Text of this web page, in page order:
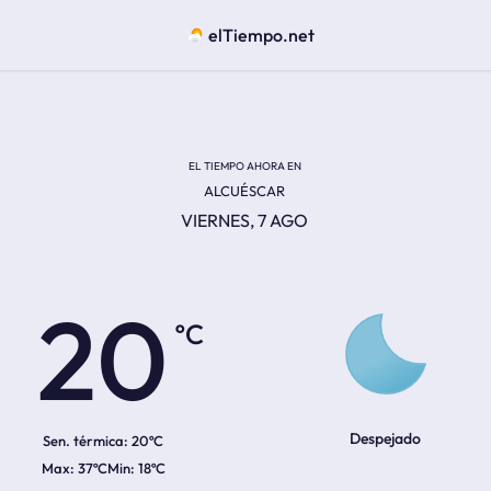
elTiempo.net
EL TIEMPO AHORA EN
ALCUÉSCAR
VIERNES, 7 AGO
20
Sen. térmica: 20ºC
37ºC 18ºC
Despejado